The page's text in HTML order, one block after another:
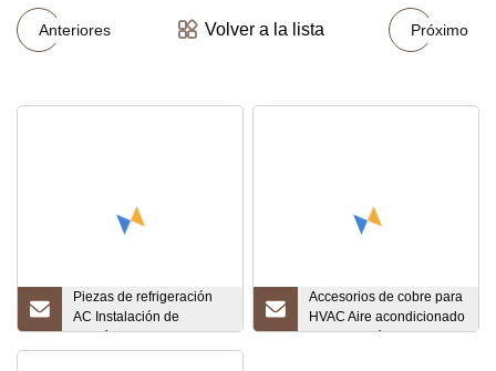
Anteriores Volver a la lista Próximo
Piezas de refrigeración
AC Instalación de
tuberías de cobre HVAC
Accesorios de cobre para
HVAC Aire acondicionado
Refrigeración interna